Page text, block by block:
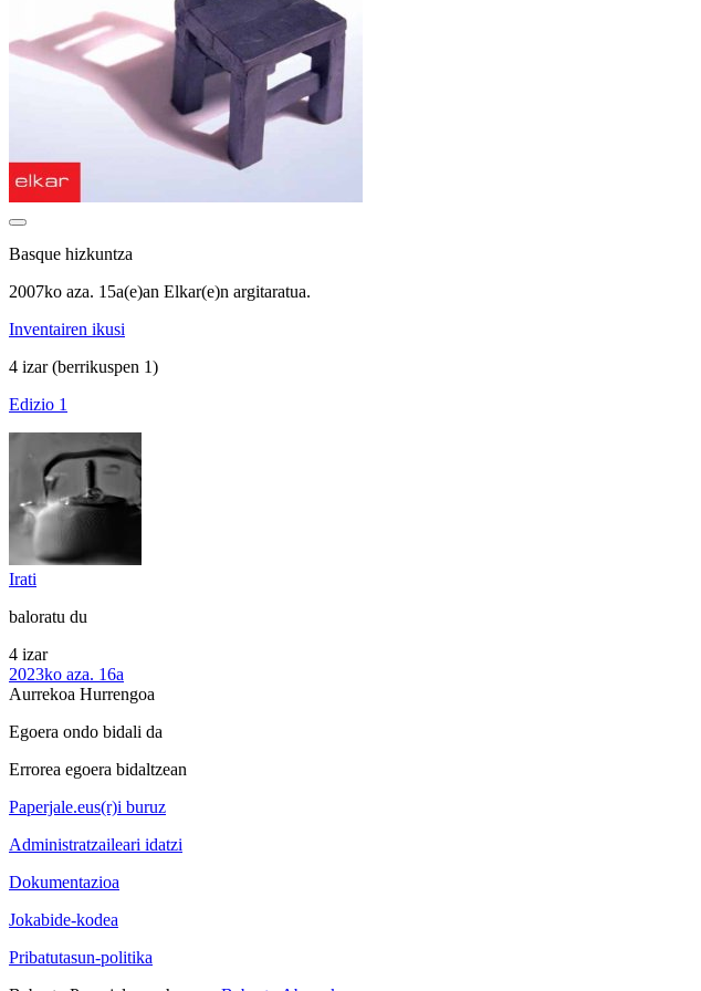
Basque hizkuntza
2007ko aza. 15a(e)an Elkar(e)n argitaratua.
Inventairen ikusi
4 izar(berrikuspen 1)
Edizio 1
Irati
baloratu du
4 izar
2023ko aza. 16a
Aurrekoa Hurrengoa
Egoera ondo bidali da
Errorea egoera bidaltzean
Paperjale.eus(r)i buruz
Administratzaileari idatzi
Dokumentazioa
Jokabide-kodea
Pribatutasun-politika